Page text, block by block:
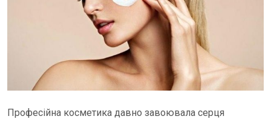
Професійна косметика давно завоювала серця